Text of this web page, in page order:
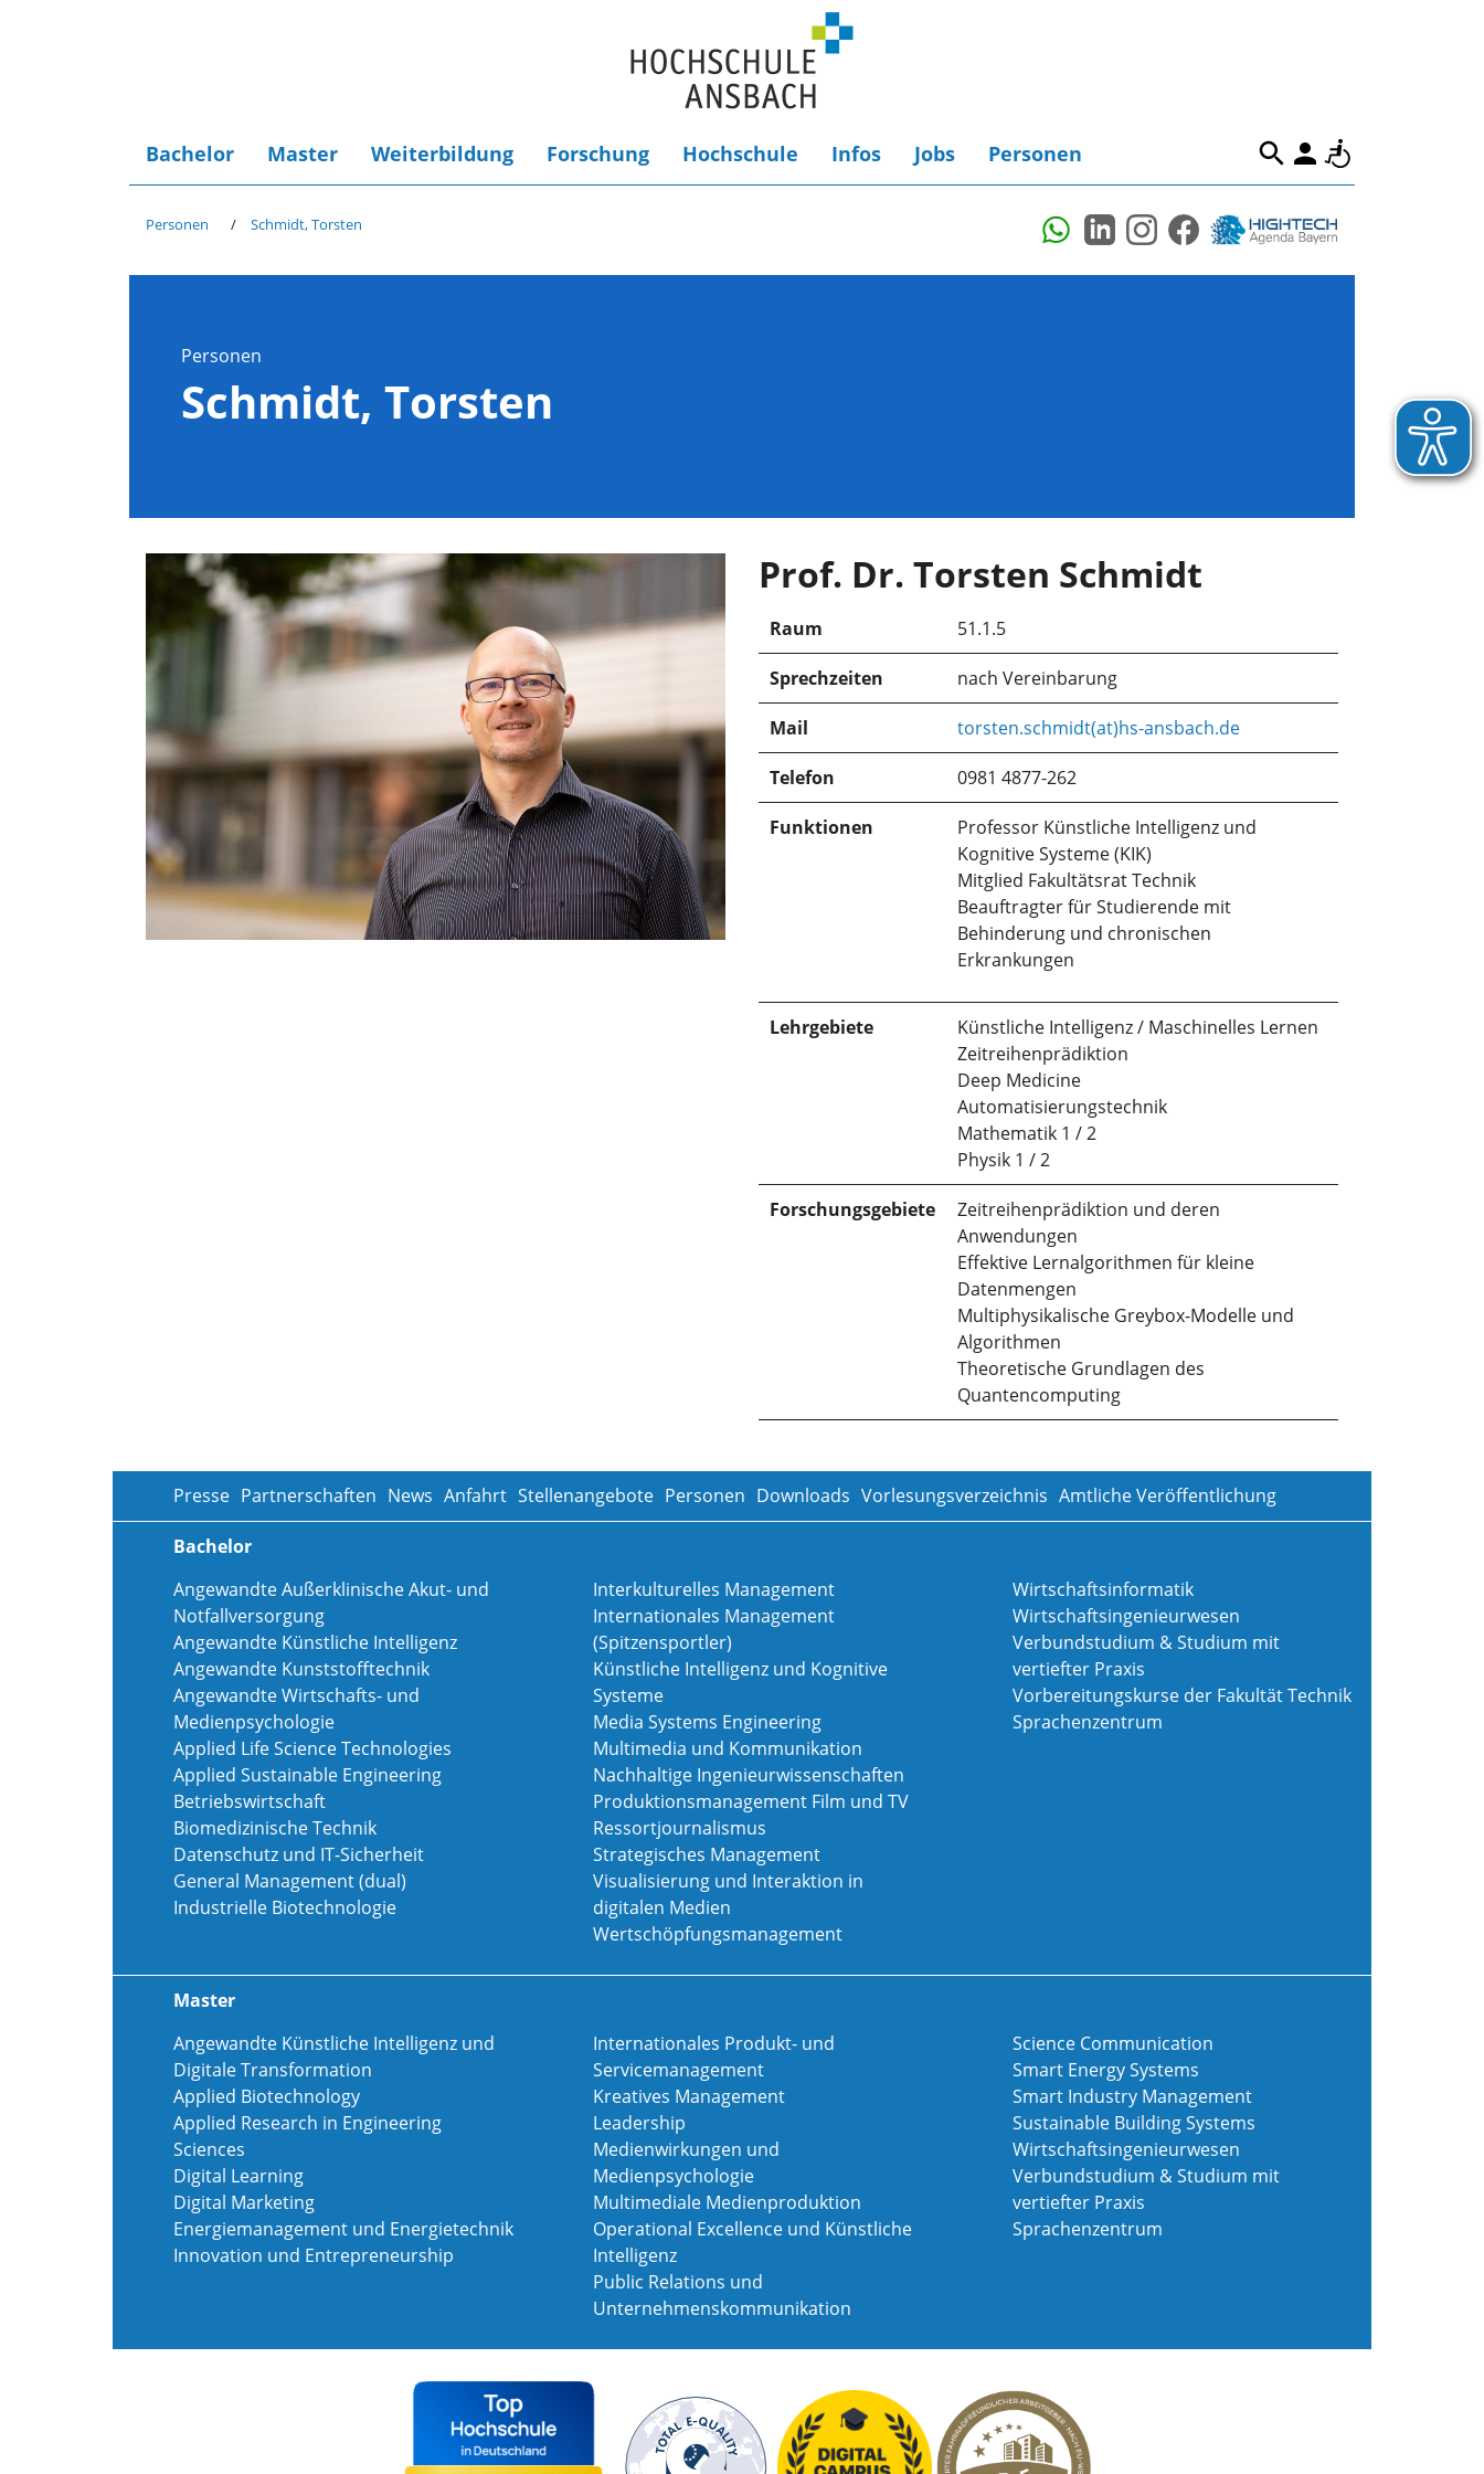
Bachelor Master Weiterbildung Forschung Hochschule Infos Jobs Personen
Personen Schmidt, Torsten
Personen
Schmidt, Torsten
Prof. Dr. Torsten Schmidt
Raum 51.1.5
Sprechzeiten nach Vereinbarung
Mail torsten.schmidt(at)hs-ansbach.de
Telefon 0981 4877-262
Funktionen
Professor Künstliche Intelligenz und
Kognitive Systeme (KIK)
Mitglied Fakultätsrat Technik
Beauftragter für Studierende mit
Behinderung und chronischen
Erkrankungen
Lehrgebiete
Künstliche Intelligenz / Maschinelles Lernen
Zeitreihenprädiktion
Deep Medicine
Automatisierungstechnik
Mathematik 1 / 2
Physik 1 / 2
Forschungsgebiete
Zeitreihenprädiktion und deren
Anwendungen
Effektive Lernalgorithmen für kleine
Datenmengen
Multiphysikalische Greybox-Modelle und
Algorithmen
Theoretische Grundlagen des
Quantencomputing
Presse Partnerschaften News Anfahrt Stellenangebote Personen Downloads Vorlesungsverzeichnis Amtliche Veröffentlichung
Bachelor
Angewandte Außerklinische Akut- und
Notfallversorgung
Angewandte Künstliche Intelligenz
Angewandte Kunststofftechnik
Angewandte Wirtschafts- und
Medienpsychologie
Applied Life Science Technologies
Applied Sustainable Engineering
Betriebswirtschaft
Biomedizinische Technik
Datenschutz und IT-Sicherheit
General Management (dual)
Industrielle Biotechnologie
Interkulturelles Management
Internationales Management
(Spitzensportler)
Künstliche Intelligenz und Kognitive
Systeme
Media Systems Engineering
Multimedia und Kommunikation
Nachhaltige Ingenieurwissenschaften
Produktionsmanagement Film und TV
Ressortjournalismus
Strategisches Management
Visualisierung und Interaktion in
digitalen Medien
Wertschöpfungsmanagement
Wirtschaftsinformatik
Wirtschaftsingenieurwesen
Verbundstudium & Studium mit
vertiefter Praxis
Vorbereitungskurse der Fakultät Technik
Sprachenzentrum
Master
Angewandte Künstliche Intelligenz und
Digitale Transformation
Applied Biotechnology
Applied Research in Engineering
Sciences
Digital Learning
Digital Marketing
Energiemanagement und Energietechnik
Innovation und Entrepreneurship
Internationales Produkt- und
Servicemanagement
Kreatives Management
Leadership
Medienwirkungen und
Medienpsychologie
Multimediale Medienproduktion
Operational Excellence und Künstliche
Intelligenz
Public Relations und
Unternehmenskommunikation
Science Communication
Smart Energy Systems
Smart Industry Management
Sustainable Building Systems
Wirtschaftsingenieurwesen
Verbundstudium & Studium mit
vertiefter Praxis
Sprachenzentrum